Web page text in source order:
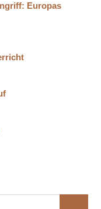
Europas